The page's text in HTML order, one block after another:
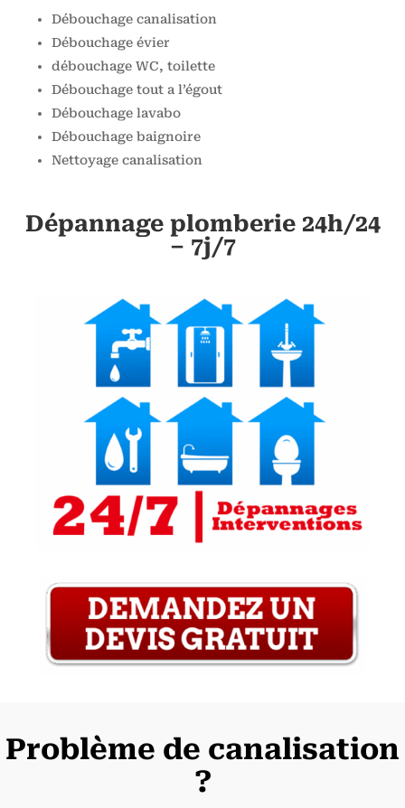
Débouchage canalisation
Débouchage évier
débouchage WC, toilette
Débouchage tout a l’égout
Débouchage lavabo
Débouchage baignoire
Nettoyage canalisation
Dépannage plomberie 24h/24
– 7j/7
Problème de canalisation
?